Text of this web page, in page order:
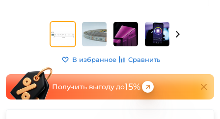
В избранное Сравнить
Получить выгоду до15%